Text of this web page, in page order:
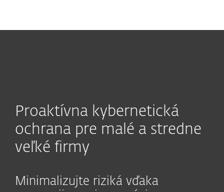
Proaktívna kybernetická
ochrana pre malé a stredne
veľké firmy
Minimalizujte riziká vďaka